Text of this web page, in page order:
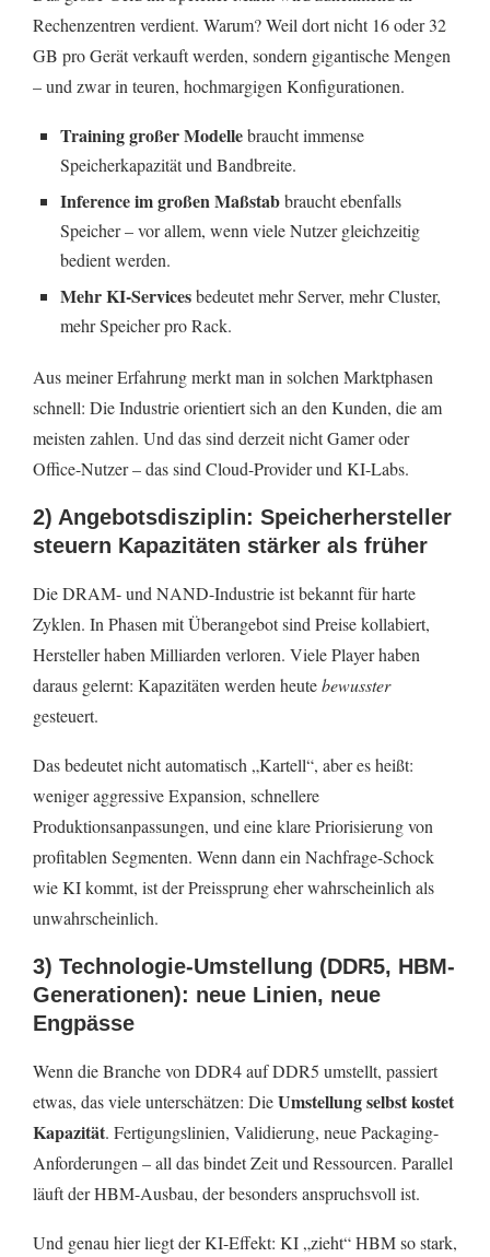
Rechenzentren verdient. Warum? Weil dort nicht 16 oder 32
GB pro Gerät verkauft werden, sondern gigantische Mengen
– und zwar in teuren, hochmargigen Konfigurationen.
Training großer Modellebraucht immense
Speicherkapazität und Bandbreite.
Inference im großen Maßstabbraucht ebenfalls
Speicher – vor allem, wenn viele Nutzer gleichzeitig
bedient werden.
Mehr KI-Servicesbedeutet mehr Server, mehr Cluster,
mehr Speicher pro Rack.
Aus meiner Erfahrung merkt man in solchen Marktphasen
schnell: Die Industrie orientiert sich an den Kunden, die am
meisten zahlen. Und das sind derzeit nicht Gamer oder
Office-Nutzer – das sind Cloud-Provider und KI-Labs.
2) Angebotsdisziplin: Speicherhersteller
steuern Kapazitäten stärker als früher
Die DRAM- und NAND-Industrie ist bekannt für harte
Zyklen. In Phasen mit Überangebot sind Preise kollabiert,
Hersteller haben Milliarden verloren. Viele Player haben
daraus gelernt: Kapazitäten werden heutebewusster
gesteuert.
Das bedeutet nicht automatisch „Kartell“, aber es heißt:
weniger aggressive Expansion, schnellere
Produktionsanpassungen, und eine klare Priorisierung von
profitablen Segmenten. Wenn dann ein Nachfrage-Schock
wie KI kommt, ist der Preissprung eher wahrscheinlich als
unwahrscheinlich.
3) Technologie-Umstellung (DDR5, HBM-
Generationen): neue Linien, neue
Engpässe
Wenn die Branche von DDR4 auf DDR5 umstellt, passiert
etwas, das viele unterschätzen: DieUmstellung selbst kostet
Kapazität. Fertigungslinien, Validierung, neue Packaging-
Anforderungen – all das bindet Zeit und Ressourcen. Parallel
läuft der HBM-Ausbau, der besonders anspruchsvoll ist.
Und genau hier liegt der KI-Effekt: KI „zieht“ HBM so stark,